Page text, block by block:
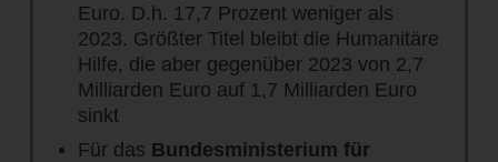
Euro. D.h. 17,7 Prozent weniger als
2023. Größter Titel bleibt die Humanitäre
Hilfe, die aber gegenüber 2023 von 2,7
Milliarden Euro auf 1,7 Milliarden Euro
sinkt
Für das Bundesministerium für